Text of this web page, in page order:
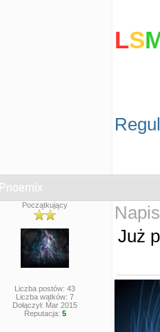
LS
Pnoernix
Początkujący
Liczba postów: 43
Liczba wątków: 7
Dołączył: Mar 2015
Reputacja: 5
Już